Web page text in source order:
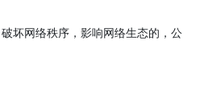
网络秩序，影响网络生态的，公